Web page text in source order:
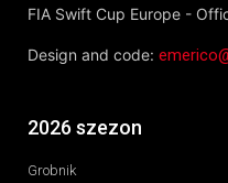
FIA Swift Cup Europe -
Design and code:
2026 szezon
Grobnik